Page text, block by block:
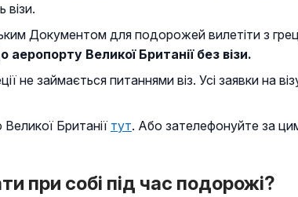
візи.
Документом для подорожей вилетіти з
Великої Британії без візи.
не займається питаннями віз. Усі заявки на
Британії тут. Або зателефонуйте за
при собі під час подорожі?